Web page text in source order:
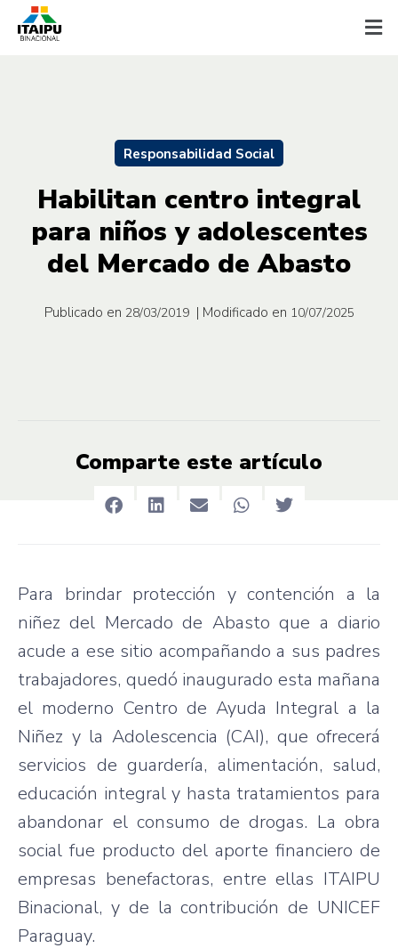
Responsabilidad Social
Habilitan centro integral
para niños y adolescentes
del Mercado de Abasto
Publicado en 28/03/2019 | Modificado en 10/07/2025
Comparte este artículo
Para brindar protección y contención a la
niñez del Mercado de Abasto que a diario
acude a ese sitio acompañando a sus padres
trabajadores, quedó inaugurado esta mañana
el moderno Centro de Ayuda Integral a la
Niñez y la Adolescencia (CAI), que ofrecerá
servicios de guardería, alimentación, salud,
educación integral y hasta tratamientos para
abandonar el consumo de drogas. La obra
social fue producto del aporte financiero de
empresas benefactoras, entre ellas ITAIPU
Binacional, y de la contribución de UNICEF
Paraguay.